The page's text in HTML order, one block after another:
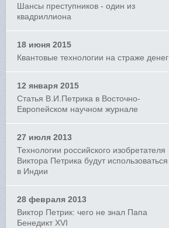
Шансы преступников - один из
квадриллиона
18 июня 2015
Квантовые технологии на страже денег
12 января 2015
Статья В.И.Петрика в Восточно-
Европейском научном журнале
27 июля 2013
Технологии российского изобретателя
Виктора Петрика будут использоваться
в Индии
28 февраля 2013
Виктор Петрик: чего не знал Папа
Бенедикт XVI